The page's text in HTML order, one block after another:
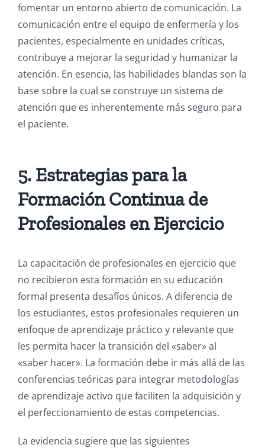
fomentar un entorno abierto de comunicación. La
comunicación entre el equipo de enfermería y los
pacientes, especialmente en unidades críticas,
contribuye a mejorar la seguridad y humanizar la
atención. En esencia, las habilidades blandas son la
base sobre la cual se construye un sistema de
atención que es inherentemente más seguro para
el paciente.
5. Estrategias para la
Formación Continua de
Profesionales en Ejercicio
La capacitación de profesionales en ejercicio que
no recibieron esta formación en su educación
formal presenta desafíos únicos. A diferencia de
los estudiantes, estos profesionales requieren un
enfoque de aprendizaje práctico y relevante que
les permita hacer la transición del «saber» al
«saber hacer». La formación debe ir más allá de las
conferencias teóricas para integrar metodologías
de aprendizaje activo que faciliten la adquisición y
el perfeccionamiento de estas competencias.
La evidencia sugiere que las siguientes